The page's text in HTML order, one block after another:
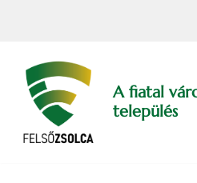
content
A fiatal
település